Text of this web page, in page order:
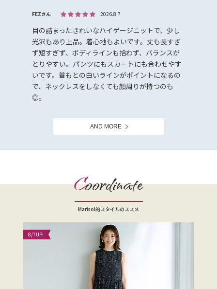
FEZさん 2026.8.7
目の詰まったきれいなハイゲージニットで、少し
光沢もあり上品。着心地もよいです。丈も長すぎ
ず短すぎず、ボディラインも拾わず、バランスが
とりやすい。パンツにもスカートにも合わせやす
いです。首もとの白いラインがポイントになるの
で、ネックレスをしなくても顔周りが持つのも
◎。
AND MORE
Coordinate
Marisol的スタイルのススメ
8/7UP!